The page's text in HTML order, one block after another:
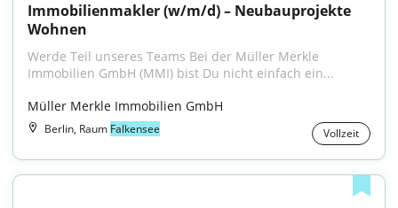
Immobilienmakler (w/m/d) – Neubauprojekte
Wohnen
Werde Teil unseres Teams Bei der Müller Merkle
Immobilien GmbH (MMI) bist Du nicht einfach ein...
Müller Merkle Immobilien GmbH
Berlin, Raum Falkensee Vollzeit